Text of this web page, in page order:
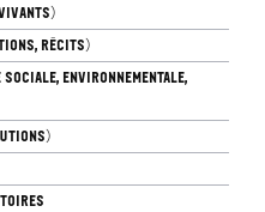
RÉCITS)
ENVIRONNEMENTALE,